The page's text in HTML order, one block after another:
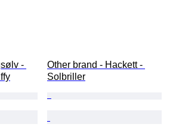
-
Other brand - Hackett -
Solbriller